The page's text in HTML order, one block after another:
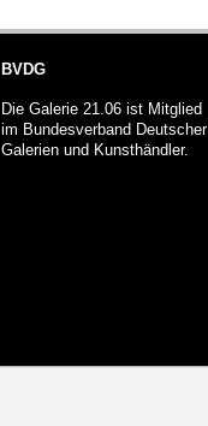
BVDG
Die Galerie 21.06 ist Mitglied
im Bundesverband Deutscher
Galerien und Kunsthändler.